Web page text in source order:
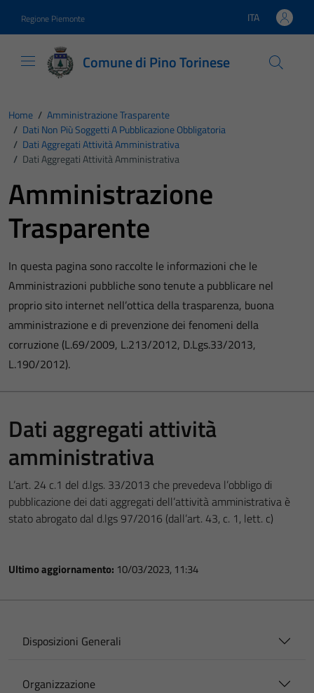
Regione Piemonte Lingua attiva:
ITA
Comune di Pino Torinese
Home / Amministrazione Trasparente
/ Dati Non Più Soggetti A Pubblicazione Obbligatoria
/ Dati Aggregati Attività Amministrativa
/ Dati Aggregati Attività Amministrativa
Amministrazione
Trasparente
In questa pagina sono raccolte le informazioni che le
Amministrazioni pubbliche sono tenute a pubblicare nel
proprio sito internet nell’ottica della trasparenza, buona
amministrazione e di prevenzione dei fenomeni della
corruzione (L.69/2009, L.213/2012, D.Lgs.33/2013,
L.190/2012).
Dati aggregati attività
amministrativa
L’art. 24 c.1 del d.lgs. 33/2013 che prevedeva l’obbligo di
pubblicazione dei dati aggregati dell’attività amministrativa è
stato abrogato dal d.lgs 97/2016 (dall’art. 43, c. 1, lett. c)
Ultimo aggiornamento: 10/03/2023, 11:34
Disposizioni Generali
Organizzazione